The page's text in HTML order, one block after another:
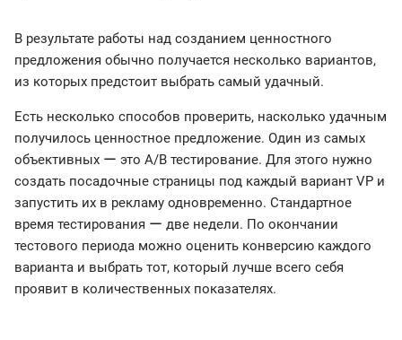
В результате работы над созданием ценностного
предложения обычно получается несколько вариантов,
из которых предстоит выбрать самый удачный.
Есть несколько способов проверить, насколько удачным
получилось ценностное предложение. Один из самых
объективных ー это А/В тестирование. Для этого нужно
создать посадочные страницы под каждый вариант VP и
запустить их в рекламу одновременно. Стандартное
время тестирования ー две недели. По окончании
тестового периода можно оценить конверсию каждого
варианта и выбрать тот, который лучше всего себя
проявит в количественных показателях.